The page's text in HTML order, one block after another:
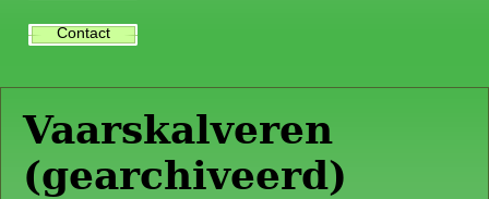
Contact
Vaarskalveren
(gearchiveerd)